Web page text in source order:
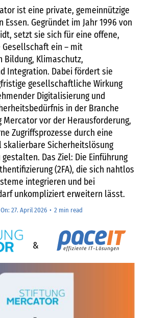
ist eine private, gemeinnützige
Gegründet im Jahr 1996 von
setzt sie sich für eine offene,
ein – mit
Bildung, Klimaschutz,
Integration. Dabei fördert sie
gesellschaftliche Wirkung
Digitalisierung und
in der Branche
vor der Herausforderung,
Zugriffsprozesse durch eine
skalierbare Sicherheitslösung
Das Ziel: Die Einführung
(2FA), die sich nahtlos
integrieren und bei
unkompliziert erweitern lässt.
27. April 2026 • 2 min read
&